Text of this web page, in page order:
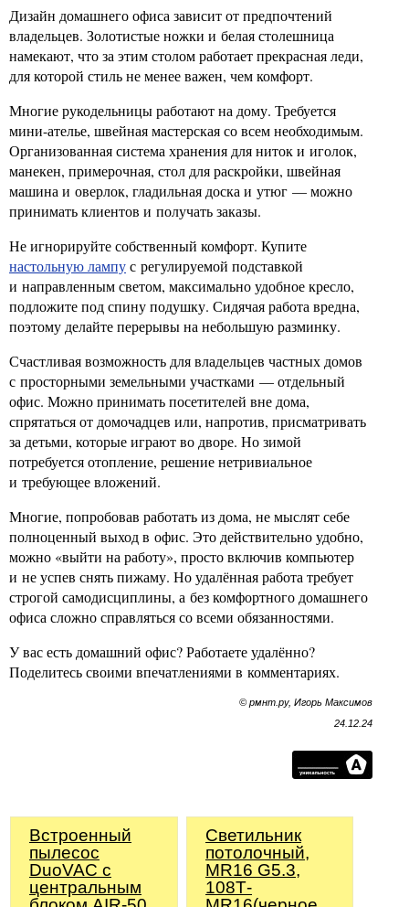
Дизайн домашнего офиса зависит от предпочтений
владельцев. Золотистые ножки и белая столешница
намекают, что за этим столом работает прекрасная леди,
для которой стиль не менее важен, чем комфорт.
Многие рукодельницы работают на дому. Требуется
мини-ателье, швейная мастерская со всем необходимым.
Организованная система хранения для ниток и иголок,
манекен, примерочная, стол для раскройки, швейная
машина и оверлок, гладильная доска и утюг — можно
принимать клиентов и получать заказы.
Не игнорируйте собственный комфорт. Купите
настольную лампус регулируемой подставкой
и направленным светом, максимально удобное кресло,
подложите под спину подушку. Сидячая работа вредна,
поэтому делайте перерывы на небольшую разминку.
Счастливая возможность для владельцев частных домов
с просторными земельными участками — отдельный
офис. Можно принимать посетителей вне дома,
спрятаться от домочадцев или, напротив, присматривать
за детьми, которые играют во дворе. Но зимой
потребуется отопление, решение нетривиальное
и требующее вложений.
Многие, попробовав работать из дома, не мыслят себе
полноценный выход в офис. Это действительно удобно,
можно «выйти на работу», просто включив компьютер
и не успев снять пижаму. Но удалённая работа требует
строгой самодисциплины, а без комфортного домашнего
офиса сложно справляться со всеми обязанностями.
У вас есть домашний офис? Работаете удалённо?
Поделитесь своими впечатлениями в комментариях.
© рмнт.ру, Игорь Максимов
24.12.24
Встроенный
пылесос
DuoVAC с
центральным
Светильник
потолочный,
MR16 G5.3,
108Т-